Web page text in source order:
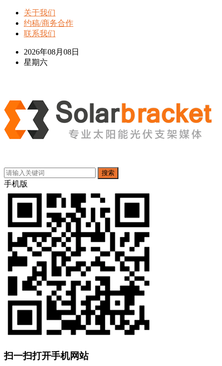
关于我们
约稿/商务合作
联系我们
2026年08月08日
星期六
搜索
手机版
扫一扫打开手机网站